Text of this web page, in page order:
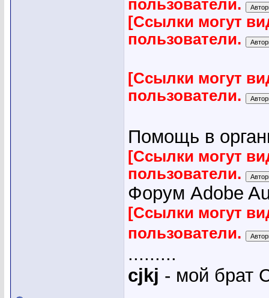
пользователи.
[Ссылки могут
пользователи.
[Ссылки могут
пользователи.
Помощь в
[Ссылки могут
пользователи.
Форум Adobe
[Ссылки могут
пользователи.
.........
cjkj - мой брат